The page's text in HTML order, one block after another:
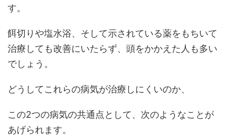
す。
餌切りや塩水浴、そして示されている薬をもちいて
治療しても改善にいたらず、頭をかかえた人も多い
でしょう。
どうしてこれらの病気が治療しにくいのか、
この2つの病気の共通点として、次のようなことが
あげられます。